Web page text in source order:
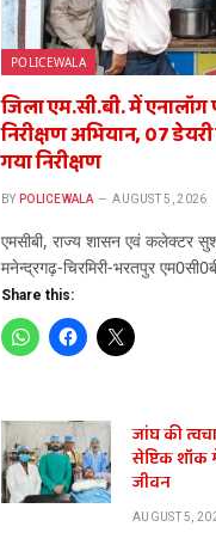
POLICEWALA
जिला एम.सी.बी. में
निरीक्षण अभियान, 07
गया निरीक्षण
BY POLICEWALA AUGUST 5, 2026
एमसीबी, राज्य शासन एवं कलेक्टर
मनेन्द्रगढ़-चिरमिरी-भरतपुर
Share this:
जांघ की
सेप्टिक
जीवन
AUGUST 5,